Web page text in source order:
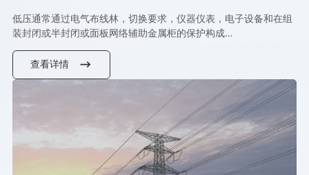
低压通常通过电气布线林，切换要求，仪器仪表，电子设备和在组
装封闭或半封闭或面板网络辅助金属柜的保护构成…
查看详情